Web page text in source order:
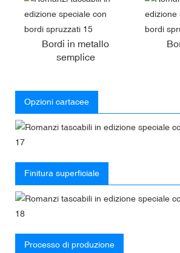
Bordi in metallo
semplice
Opzioni cartacee
Finitura superficiale
Processo di produzione